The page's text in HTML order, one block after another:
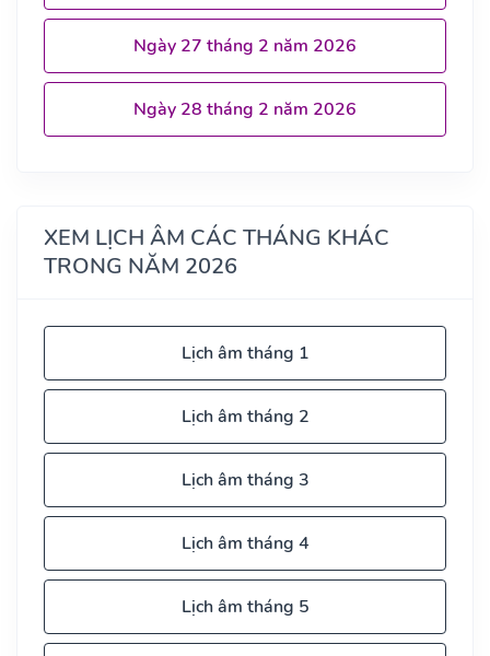
Ngày 27 tháng 2 năm 2026
Ngày 28 tháng 2 năm 2026
XEM LỊCH ÂM CÁC THÁNG KHÁC
TRONG NĂM 2026
Lịch âm tháng 1
Lịch âm tháng 2
Lịch âm tháng 3
Lịch âm tháng 4
Lịch âm tháng 5